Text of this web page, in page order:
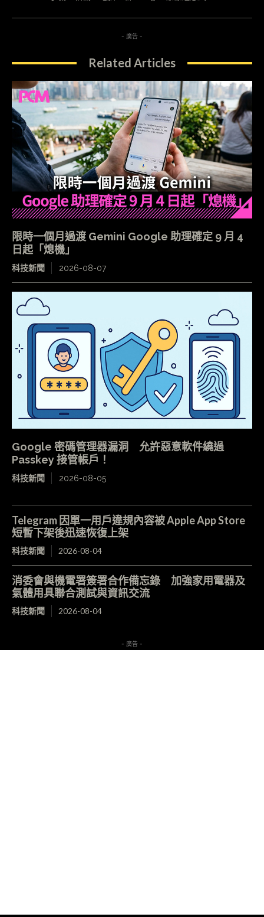
- 廣告 -
Related Articles
限時一個月過渡 Gemini Google 助理確定 9 月 4
日起「熄機」
科技新聞 2026-08-07
Google 密碼管理器漏洞 允許惡意軟件繞過
Passkey 接管帳戶！
科技新聞 2026-08-05
Telegram 因單一用戶違規內容被 Apple App Store
短暫下架後迅速恢復上架
科技新聞 2026-08-04
消委會與機電署簽署合作備忘錄 加強家用電器及
氣體用具聯合測試與資訊交流
科技新聞 2026-08-04
- 廣告 -